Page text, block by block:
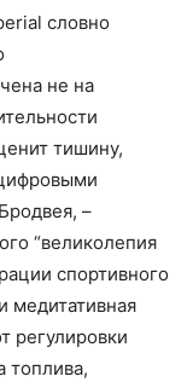
словно
не на
тишину,
–
“великолепия
спортивного
медитативная
регулировки
топлива,